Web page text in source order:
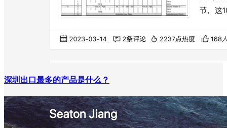
深圳出口最多的产品是什么？